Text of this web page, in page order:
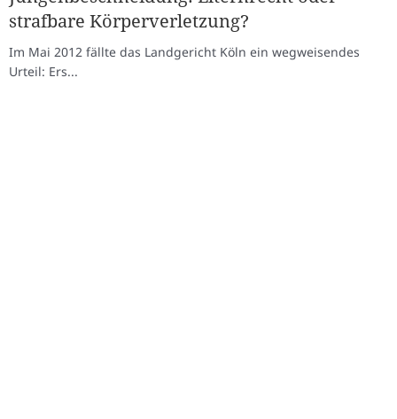
strafbare Körperverletzung?
Im Mai 2012 fällte das Landgericht Köln ein wegweisendes
Urteil: Ers...